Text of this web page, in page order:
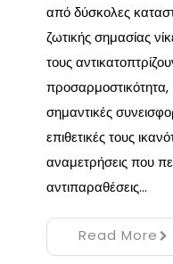
από δύσκολες
ζωτικής σημασίας
τους
προσαρμοστικότητα,
σημαντικές
επιθετικές τους
αναμετρήσεις που
αντιπαραθέσεις…
Read More